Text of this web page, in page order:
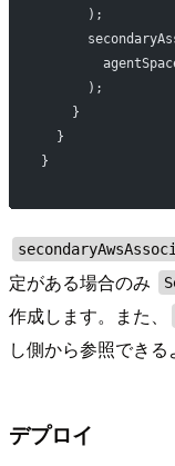
      );
      );
    }
  }
}
定がある場合のみ
作成します。また、
し側から参照できる
デプロイ